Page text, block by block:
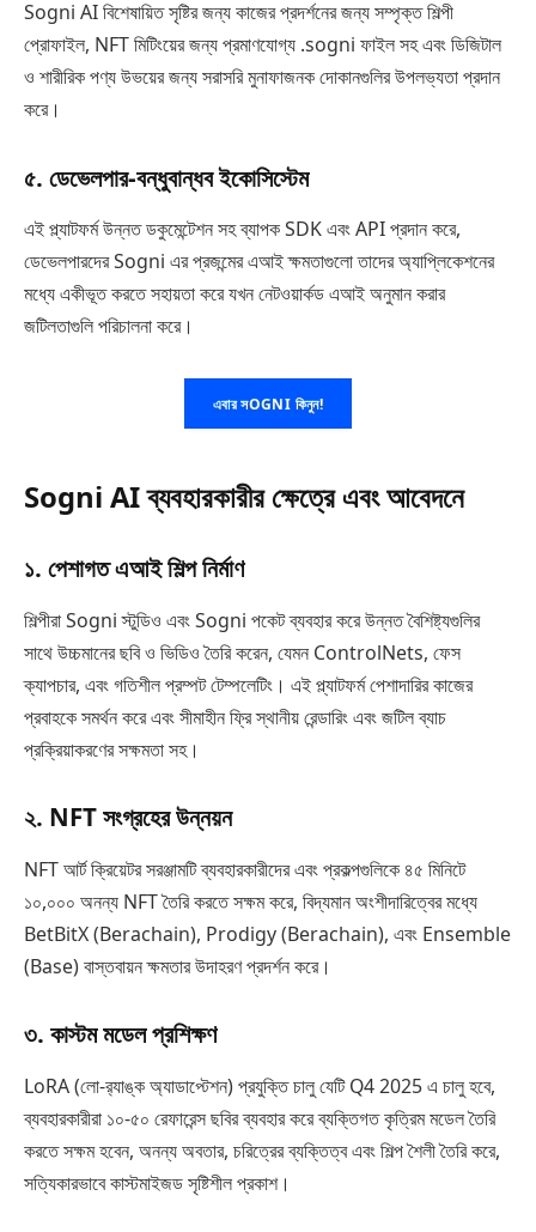
Sogni AI বিশেষায়িত সৃষ্টির জন্য কাজের প্রদর্শনের জন্য সম্পৃক্ত শিল্পী
প্রোফাইল, NFT মিটিংয়ের জন্য প্রমাণযোগ্য .sogni ফাইল সহ এবং ডিজিটাল
ও শারীরিক পণ্য উভয়ের জন্য সরাসরি মুনাফাজনক দোকানগুলির উপলভ্যতা প্রদান
করে।
৫. ডেভেলপার-বন্ধুবান্ধব ইকোসিস্টেম
এই প্ল্যাটফর্ম উন্নত ডকুমেন্টেশন সহ ব্যাপক SDK এবং API প্রদান করে,
ডেভেলপারদের Sogni এর প্রজন্মের এআই ক্ষমতাগুলো তাদের অ্যাপ্লিকেশনের
মধ্যে একীভূত করতে সহায়তা করে যখন নেটওয়ার্কড এআই অনুমান করার
জটিলতাগুলি পরিচালনা করে।
এবার সOGNI কিনুন!
Sogni AI ব্যবহারকারীর ক্ষেত্রে এবং আবেদনে
১. পেশাগত এআই শিল্প নির্মাণ
শিল্পীরা Sogni স্টুডিও এবং Sogni পকেট ব্যবহার করে উন্নত বৈশিষ্ট্যগুলির
সাথে উচ্চমানের ছবি ও ভিডিও তৈরি করেন, যেমন ControlNets, ফেস
ক্যাপচার, এবং গতিশীল প্রম্পট টেম্পলেটিং। এই প্ল্যাটফর্ম পেশাদারির কাজের
প্রবাহকে সমর্থন করে এবং সীমাহীন ফ্রি স্থানীয় রেন্ডারিং এবং জটিল ব্যাচ
প্রক্রিয়াকরণের সক্ষমতা সহ।
২. NFT সংগ্রহের উন্নয়ন
NFT আর্ট ক্রিয়েটর সরঞ্জামটি ব্যবহারকারীদের এবং প্রকল্পগুলিকে ৪৫ মিনিটে
১০,০০০ অনন্য NFT তৈরি করতে সক্ষম করে, বিদ্যমান অংশীদারিত্বের মধ্যে
BetBitX (Berachain), Prodigy (Berachain), এবং Ensemble
(Base) বাস্তবায়ন ক্ষমতার উদাহরণ প্রদর্শন করে।
৩. কাস্টম মডেল প্রশিক্ষণ
LoRA (লো-র‌্যাঙ্ক অ্যাডাপ্টেশন) প্রযুক্তি চালু যেটি Q4 2025 এ চালু হবে,
ব্যবহারকারীরা ১০-৫০ রেফারেন্স ছবির ব্যবহার করে ব্যক্তিগত কৃত্রিম মডেল তৈরি
করতে সক্ষম হবেন, অনন্য অবতার, চরিত্রের ব্যক্তিত্ব এবং শিল্প শৈলী তৈরি করে,
সত্যিকারভাবে কাস্টমাইজড সৃষ্টিশীল প্রকাশ।